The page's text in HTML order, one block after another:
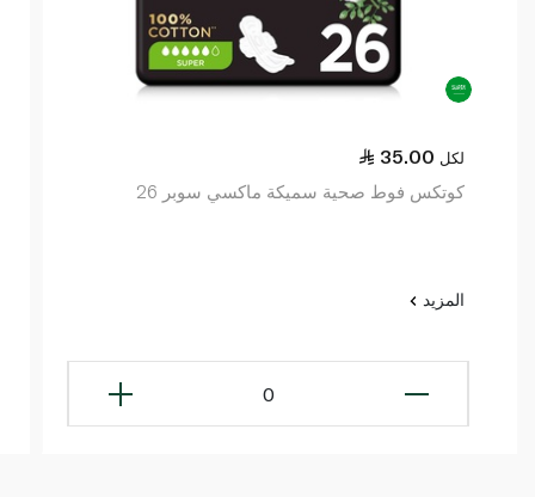
35.00 لكل
كوتكس فوط صحية سميكة ماكسي سوبر 26
المزيد
0